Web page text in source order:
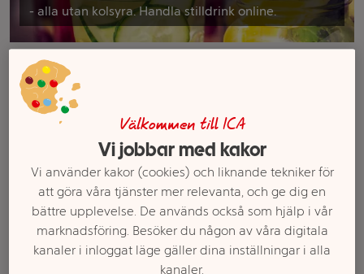
- alla utan kolsyra. Handla stilldrink online.
Filter
Välkommen till ICA
Vi jobbar med kakor
Vi använder kakor (cookies) och liknande tekniker för
att göra våra tjänster mer relevanta, och ge dig en
bättre upplevelse. De används också som hjälp i vår
marknadsföring. Besöker du någon av våra digitala
kanaler i inloggat läge gäller dina inställningar i alla
kanaler.